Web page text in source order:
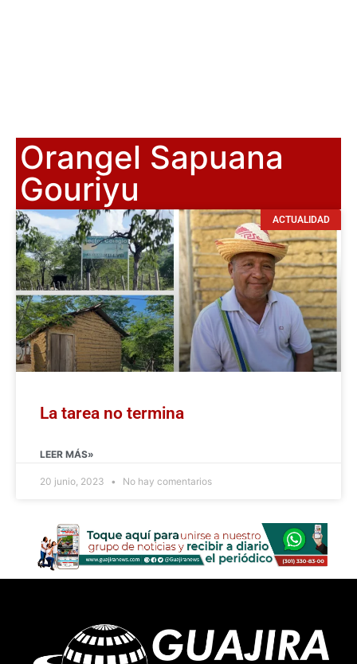
Orangel Sapuana
Gouriyu
ACTUALIDAD
La tarea no termina
LEER MÁS»
20 junio, 2023 No hay comentarios